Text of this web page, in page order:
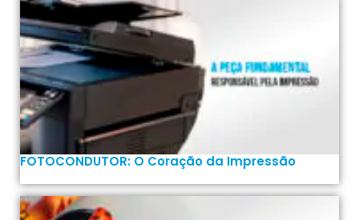
FOTOCONDUTOR: O Coração da Impressão